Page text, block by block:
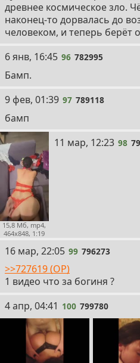
древнее космическое зло.
наконец-то дорвалась до
человеком, и теперь берёт
96
6 янв, 16:45 96 782995
Бамп.
97
9 фев, 01:39 97 789118
бамп
15,8 Мб, mp4,
464x848, 1:19
98
11 мар, 12:23 98
99
16 мар, 22:05 99 796273
>>727619 (OP)
1 видео что за богиня ?
100
4 апр, 04:41 100 799780